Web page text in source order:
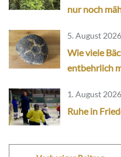
nur noch
5. August
Wie viele
entbehrlich
1. August
Ruhe in